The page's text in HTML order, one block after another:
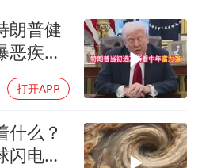
”在低处
面对面丨蔡磊：与渐冻症抗争 纵使不敌 也不屈服
沙约14万栋建筑被完全摧毁
从科技创新看开局起步的时与势
朗普健
恶疾缠
打开APP
什么？
闪电，